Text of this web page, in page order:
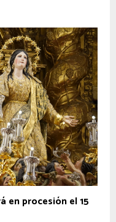
en procesión el 15